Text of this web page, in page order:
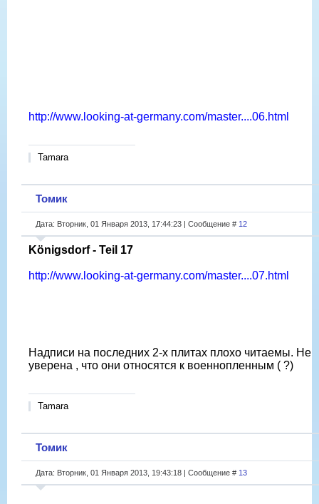
http://www.looking-at-germany.com/master....06.html
Tamara
Томик
Дата: Вторник, 01 Января 2013, 17:44:23 | Сообщение # 12
Königsdorf - Teil 17
http://www.looking-at-germany.com/master....07.html
Надписи на последних 2-х плитах плохо читаемы. Не
уверена , что они относятся к военнопленным ( ?)
Tamara
Томик
Дата: Вторник, 01 Января 2013, 19:43:18 | Сообщение # 13